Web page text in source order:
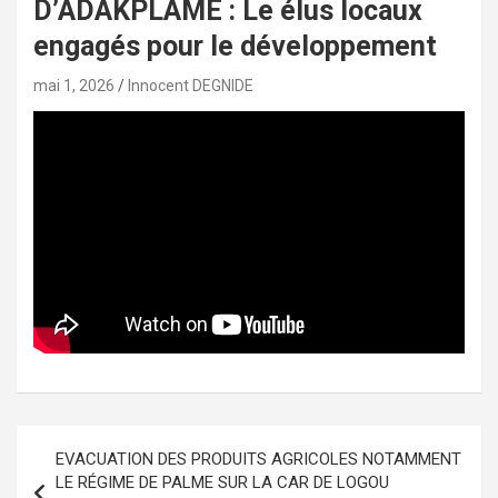
D’ADAKPLAMÈ : Le élus locaux
engagés pour le développement
mai 1, 2026 Innocent DEGNIDE
de
EVACUATION DES PRODUITS AGRICOLES NOTAMMENT
LE RÉGIME DE PALME SUR LA CAR DE LOGOU